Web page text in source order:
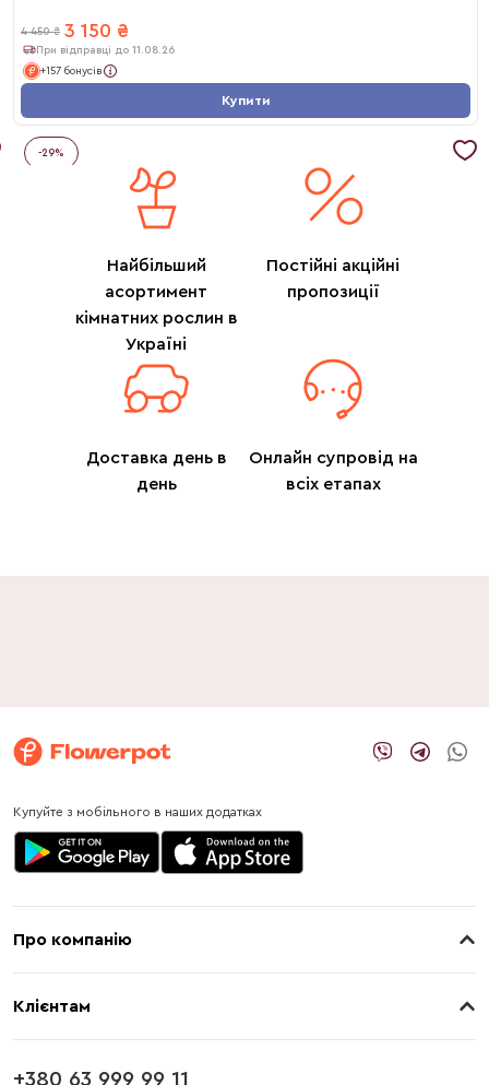
4 450 ₴ 3 150 ₴
При відправці до 11.08.26
+157 бонусів
Купити
-29%
Найбільший
асортимент
кімнатних рослин в
Україні
Постійні акційні
пропозиції
Доставка день в
день
Онлайн супровід на
всіх етапах
Купуйте з мобільного в наших додатках
Про компанію
Клієнтам
+380 63 999 99 11